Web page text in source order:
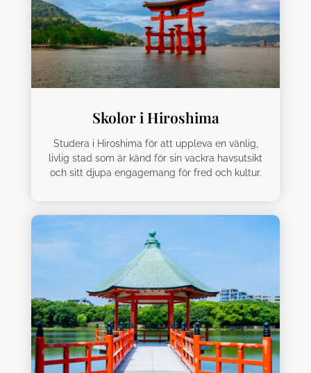
Skolor i Hiroshima
Studera i Hiroshima för att uppleva en vänlig,
livlig stad som är känd för sin vackra havsutsikt
och sitt djupa engagemang för fred och kultur.